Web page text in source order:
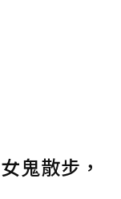
鬼散步，